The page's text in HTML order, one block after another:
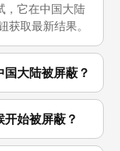
，它在中国大陆
获取最新结果。
大陆被屏蔽？
始被屏蔽？